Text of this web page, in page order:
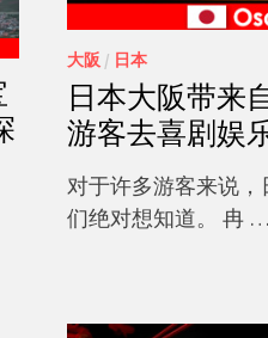
大阪 / 日本
日本大阪带来
游客去喜剧娱
对于许多游客来说
们绝对想知道。 冉 …